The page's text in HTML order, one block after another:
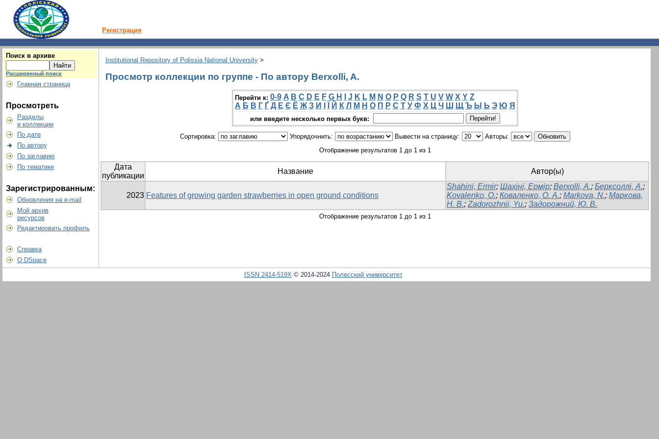
Регистрация
Поиск в архиве
Расширенный поиск
Главная страница
Просмотреть
Разделы
и коллекции
По дате
По автору
По заглавию
По тематике
Зарегистрированным:
Обновления на e-mail
Мой архив
ресурсов
Редактировать профиль
Справка
О DSpace
Institutional Repository of Polissia National University >
Просмотр коллекции по группе - По автору Berxolli, A.
Перейти к: 0-9 A B C D E F G H J K L M N O P Q R S T U V W X Y Z
А Б В Г Ґ Д Е Є Ё Ж З И Й К Л М Н О П Р С Т У Ф Х Ц Ч Ш Щ Ъ Ы Ь Э Ю Я
или введите несколько первых букв:
Сортировка: Упорядочнить: Вывести на страницу:
Авторы:
Отображение результатов 1 до 1 из 1
Дата
публикации
Название Автор(ы)
2023 Features of growing garden strawberries in open ground conditions
Shahini, Ermir; Шахіні, Ермір; Berxolli, A.; Берксоллі, А.;
Kovalenko, O.; Коваленко, О. А.; Markova, N.; Маркова,
Н. В.; Zadorozhnii, Yu.; Задорожний, Ю. В.
Отображение результатов 1 до 1 из 1
ISSN 2414-519X© 2014-2024 Полесский университет